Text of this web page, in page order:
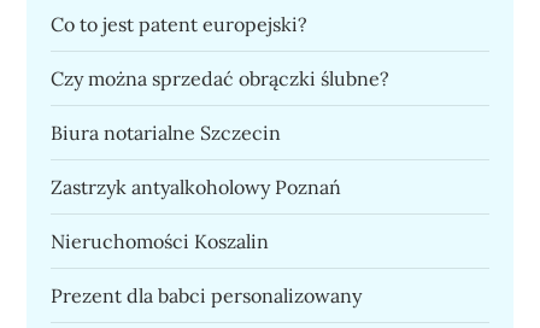
Co to jest patent europejski?
Czy można sprzedać obrączki ślubne?
Biura notarialne Szczecin
Zastrzyk antyalkoholowy Poznań
Nieruchomości Koszalin
Prezent dla babci personalizowany